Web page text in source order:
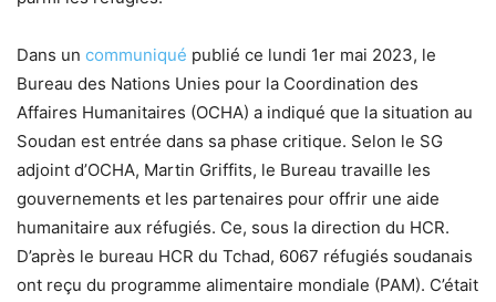
Dans un communiqué publié ce lundi 1er mai 2023, le
Bureau des Nations Unies pour la Coordination des
Affaires Humanitaires (OCHA) a indiqué que la situation au
Soudan est entrée dans sa phase critique. Selon le SG
adjoint d’OCHA, Martin Griffits, le Bureau travaille les
gouvernements et les partenaires pour offrir une aide
humanitaire aux réfugiés. Ce, sous la direction du HCR.
D’après le bureau HCR du Tchad, 6067 réfugiés soudanais
ont reçu du programme alimentaire mondiale (PAM). C’était